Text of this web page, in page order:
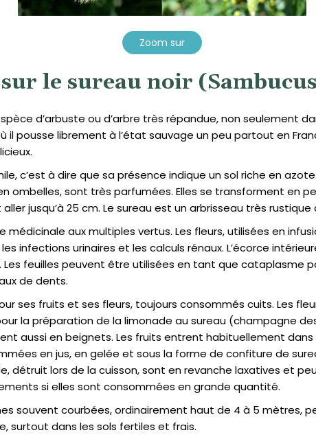
Zoom sur
le sureau noir
d’arbuste ou d’arbre très répandue, non seulement
il pousse librement à l’état sauvage un peu partout en
c’est à dire que sa présence indique un sol riche en
ombelles, sont très parfumées. Elles se transforment en
jusqu’à 25 cm. Le sureau est un arbrisseau très
médicinale aux multiples vertus. Les fleurs, utilisées en
infections urinaires et les calculs rénaux. L’écorce
feuilles peuvent être utilisées en tant que cataplasme
de dents.
ses fruits et ses fleurs, toujours consommés cuits. Les
la préparation de la limonade au sureau (champagne
aussi en beignets. Les fruits entrent habituellement
en jus, en gelée et sous la forme de confiture de
détruit lors de la cuisson, sont en revanche laxatives et
si elles sont consommées en grande quantité.
souvent courbées, ordinairement haut de 4 à 5 mètres,
surtout dans les sols fertiles et frais.